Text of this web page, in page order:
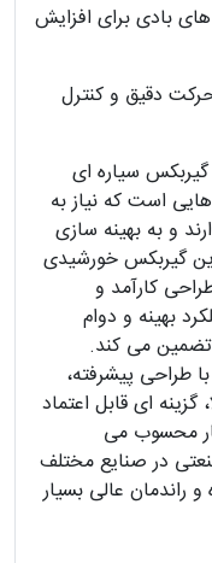
های بادی برای افزایش
دقیق و کنترل
سیاره ای
است که نیاز به
و به بهینه سازی
گیربکس خورشیدی
کارآمد و
بهینه و دوام
تضمین می کند.
طراحی پیشرفته،
ای قابل اعتماد
محسوب می
در صنایع مختلف
و راندمان عالی بسیار